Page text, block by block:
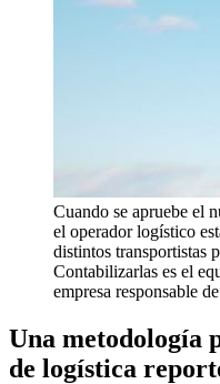
Cuando se apruebe el
el operador logístico
distintos transportistas
Contabilizarlas es el
empresa responsable
Una metodología
de logística